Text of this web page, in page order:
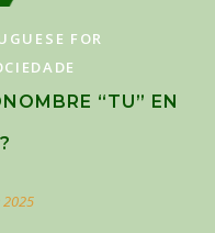
FOR
“TU” EN